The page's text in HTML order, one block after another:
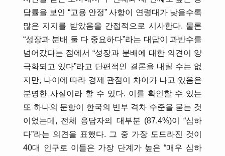
답률을 보인 “고용 안정” 사항이 연령대가 낮을수록
많은 지지를 받았음을 간접적으로 시사한다. 물론
“성장과 분배 둘 다 중요하다”라는 대답이 과반수를
넘어갔다는 점에서 “성장과 분배에 대한 의견이 양
극화되고 있다”라고 단편적인 결론을 내릴 수는 없
지만, 나이에 따라 경제 관점이 차이가 나고 있음은
분명한 사실이라 할 수 있다. 이를 확인할 수 있는
또 하나의 문항이 한국의 빈부 격차 수준을 묻는 것
이었는데, 전체 응답자의 대부분 (87.4%)이 “심하
다”라는 의견을 표했다. 그 중 가장 도드라진 것이
40대 인구로 이들은 가장 단계가 높은 “매우 심하